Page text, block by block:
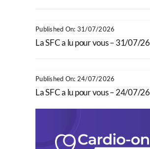
Published On: 31/07/2026
La SFC a lu pour vous – 31/07/26
Published On: 24/07/2026
La SFC a lu pour vous – 24/07/26